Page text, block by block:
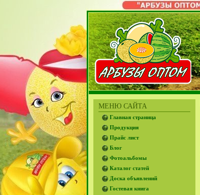
МЕНЮ САЙТА
Главная страница
Продукция
Прайс лист
Блог
Фотоальбомы
Каталог статей
Доска объявлений
Гостевая книга